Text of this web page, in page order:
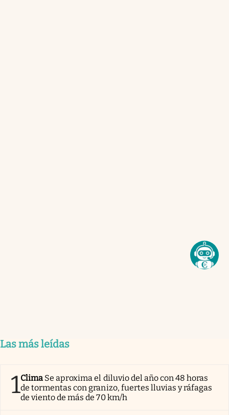
Las más leídas
1Clima Se aproxima el diluvio del año con 48 horas
de tormentas con granizo, fuertes lluvias y ráfagas
de viento de más de 70 km/h